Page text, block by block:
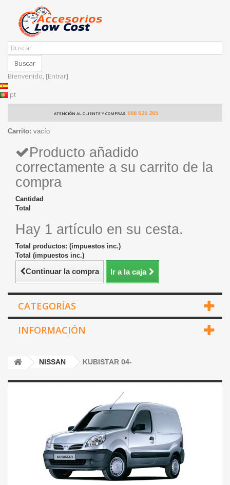
Buscar
Bienvenido, [Entrar]
pt
ATENCIÓN AL CLIENTE Y COMPRAS: 666 626 265
Carrito: vacío
Producto añadido
correctamente a su carrito de la
compra
Cantidad
Total
Hay 1 artículo en su cesta.
Total productos: (impuestos inc.)
Total (impuestos inc.)
Continuar la compra Ir a la caja
CATEGORÍAS
INFORMACIÓN
NISSAN KUBISTAR 04-